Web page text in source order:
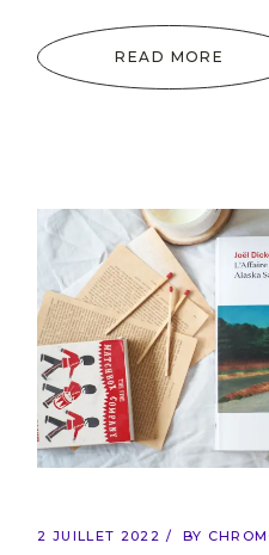
READ MORE
2 JUILLET 2022 BY